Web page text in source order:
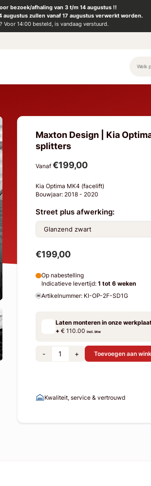
bezoek/afhaling van 3 t/m 14 augustus !!
augustus zullen vanaf 17 augustus verwerkt worden.
Voor 14:00 besteld, is vandaag verstuurd.
Maxton Design | Kia
splitters
Vanaf €199,00
Kia Optima MK4 (facelift)
Bouwjaar: 2018 - 2020
Street plus afwerking:
€199,00
Op nabestelling
Indicatieve levertijd: 1 tot 6 weken
Artikelnummer: KI-OP-2F-SD1G
Laten monteren in onze
+€ 110.00 incl. btw
- + Toevoegen aan
Kwaliteit, service & vertrouwd